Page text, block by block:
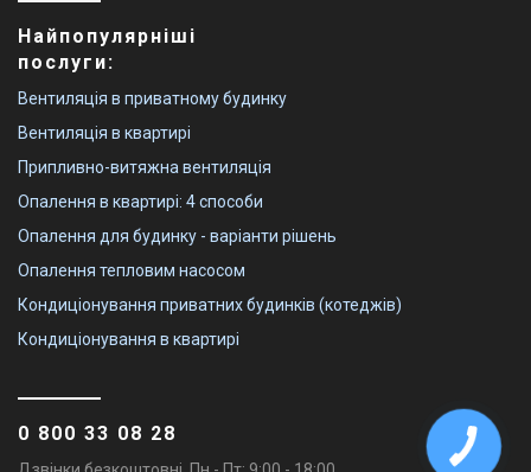
Найпопулярніші
послуги:
Вентиляція в приватному будинку
Вентиляція в квартирі
Припливно-витяжна вентиляція
Опалення в квартирі: 4 способи
Опалення для будинку - варіанти рішень
Опалення тепловим насосом
Кондиціонування приватних будинків (котеджів)
Кондиціонування в квартирі
0 800 33 08 28